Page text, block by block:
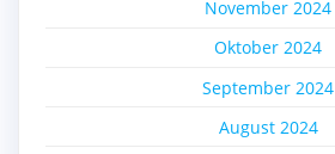
November 2024
Oktober 2024
September 2024
August 2024